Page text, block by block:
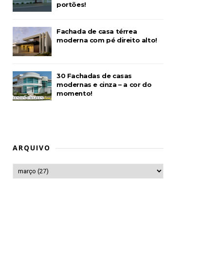
portões!
Fachada de casa térrea
moderna com pé direito alto!
30 Fachadas de casas
modernas e cinza – a cor do
momento!
ARQUIVO